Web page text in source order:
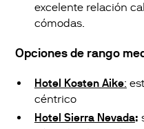
excelente relación
cómodas.
Opciones de rango
Hotel Kosten Aike:
céntrico
Hotel Sierra Nevada: